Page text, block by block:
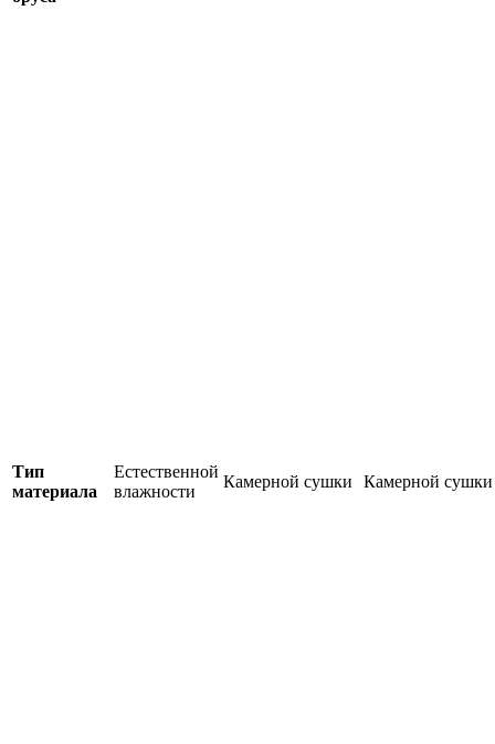
Тип
материала
Естественной
влажности
Камерной сушки Камерной сушки